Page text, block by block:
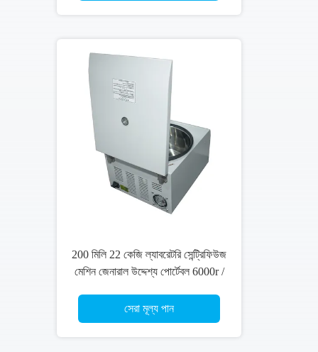
পিআরপি রটার সহ সিরাম/ফ্যাট বিভাজকের
জন্য রক্তের ল্যাব সেন্ট্রিফিউজ মেশিনের
সেরা মূল্য পান